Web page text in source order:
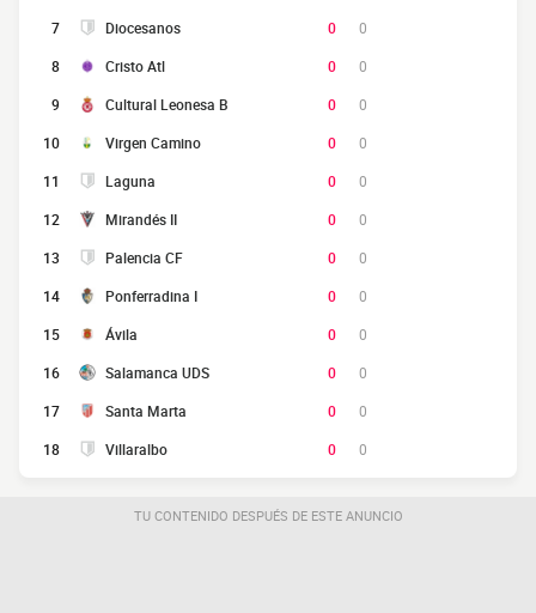
7
Diocesanos 0
0
8
Cristo Atl 0
0
9
Cultural Leonesa B 0
0
10
Virgen Camino 0
0
11
Laguna 0
0
12
Mirandés II 0
0
13
Palencia CF 0
0
14
Ponferradina I 0
0
15
Ávila 0
0
16
Salamanca UDS 0
0
17
Santa Marta 0
0
18
Villaralbo 0 0
TU CONTENIDO DESPUÉS DE ESTE ANUNCIO